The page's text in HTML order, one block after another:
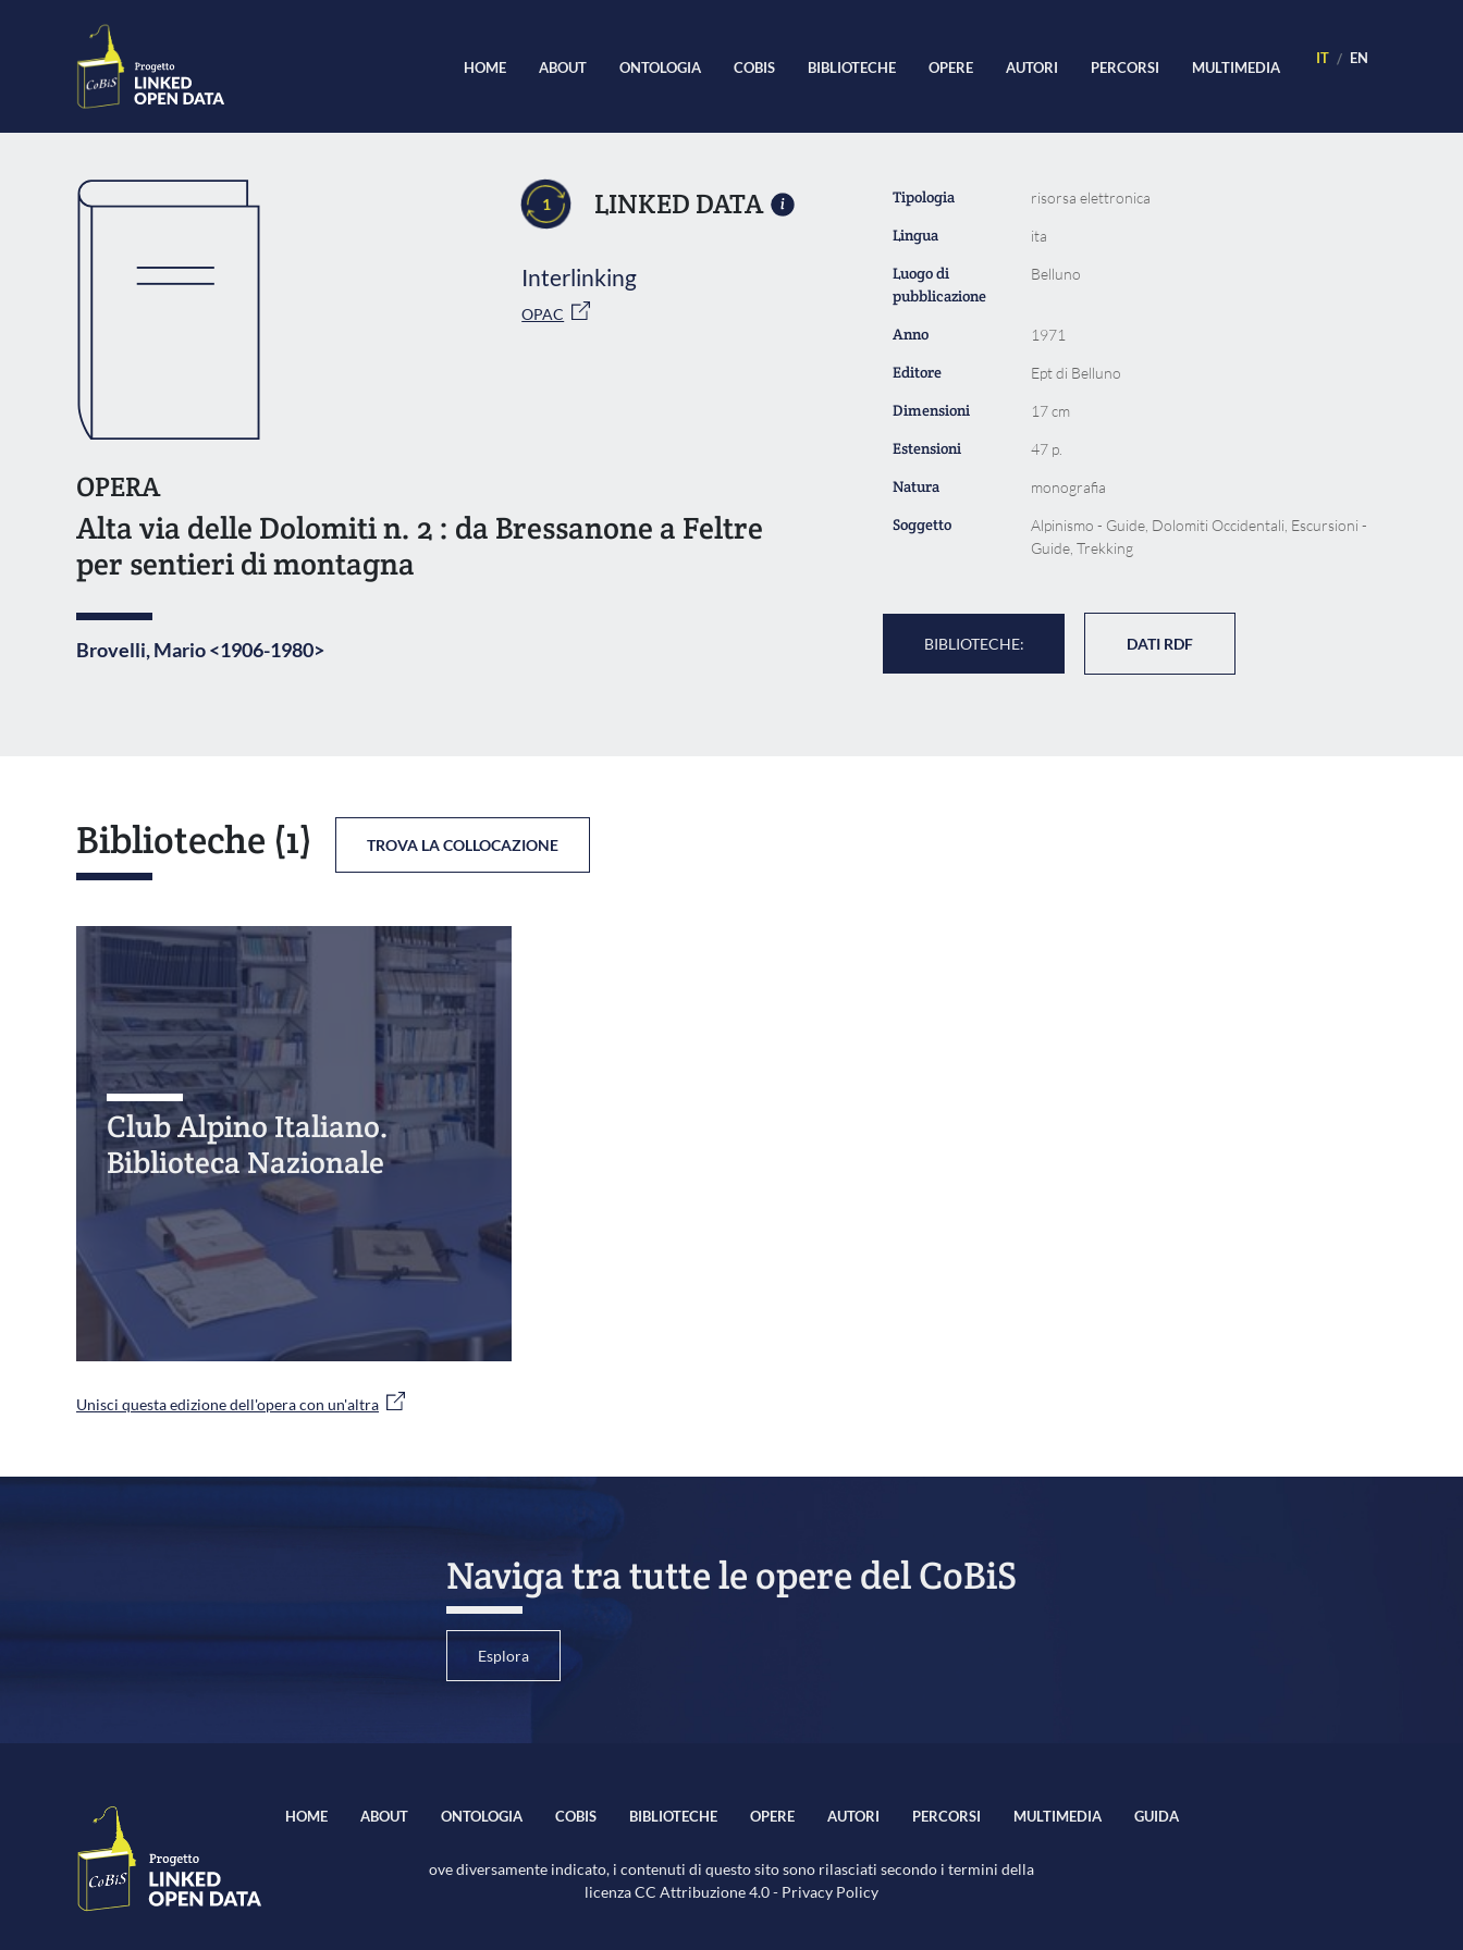
HOME ABOUT ONTOLOGIA COBIS BIBLIOTECHE OPERE AUTORI PERCORSI MULTIMEDIA IT EN
1 LINKED DATA
Interlinking
OPAC
OPERA
Alta via delle Dolomiti n. 2 : da Bressanone a Feltre
per sentieri di montagna
Brovelli, Mario <1906-1980>
Tipologia risorsa elettronica
Lingua ita
Luogo di
pubblicazione
Belluno
Anno 1971
Editore Ept di Belluno
Dimensioni 17 cm
Estensioni 47 p.
Natura monografia
Soggetto
Alpinismo - Guide, Dolomiti Occidentali, Escursioni -
Guide, Trekking
BIBLIOTECHE: DATI RDF
Biblioteche (1) TROVA LA COLLOCAZIONE
Club Alpino Italiano.
Biblioteca Nazionale
Unisci questa edizione dell'opera con un'altra
Naviga tra tutte le opere del CoBiS
Esplora
HOME ABOUT ONTOLOGIA COBIS BIBLIOTECHE OPERE AUTORI PERCORSI MULTIMEDIA GUIDA
ove diversamente indicato, i contenuti di questo sito sono rilasciati secondo i termini della
licenzaCC Attribuzione 4.0- Privacy Policy